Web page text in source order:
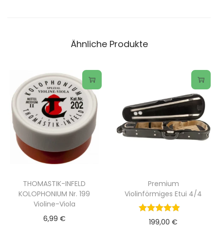
Ähnliche Produkte
THOMASTIK-INFELD
KOLOPHONIUM Nr. 199
Violine-Viola
6,99 €
Premium
Violinförmiges Etui 4/4
199,00€